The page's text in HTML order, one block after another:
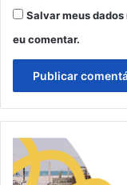
Salvar meus
eu comentar.